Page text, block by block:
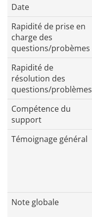
Date
Rapidité de prise en
charge des
questions/probèmes
Rapidité de
résolution des
questions/problèmes
Compétence du
support
Témoignage général
Note globale